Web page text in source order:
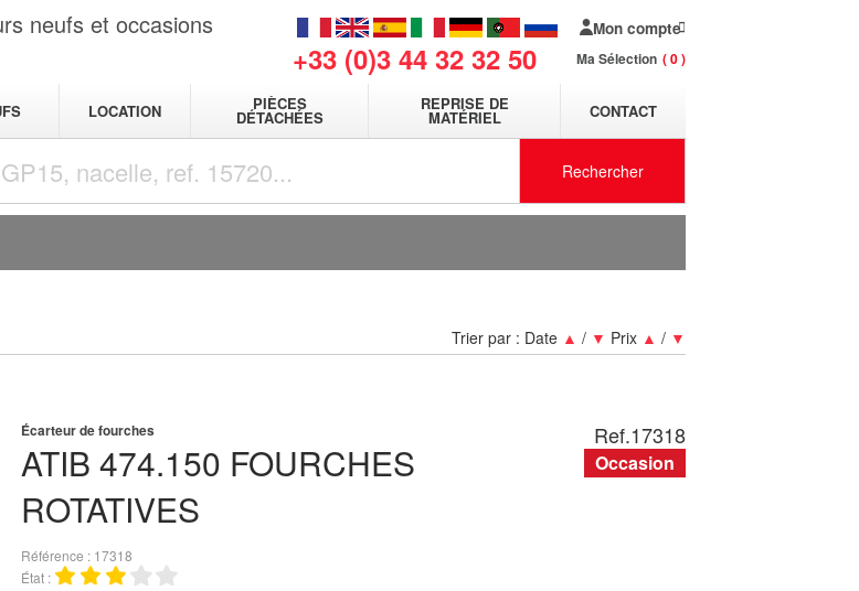
neufs et occasions
+33 (0)3 44 32 32 50
Mon compte
Ma Sélection 0
LOCATION PIÈCES
DÉTACHÉES
REPRISE DE
MATÉRIEL CONTACT
Rechercher
Trier par : Date ▲ / ▼ Prix ▲ / ▼
ATIB 474.150 FOURCHES
ROTATIVES
Écarteur de fourches
Référence
17318
État
Ref.17318
Occasion